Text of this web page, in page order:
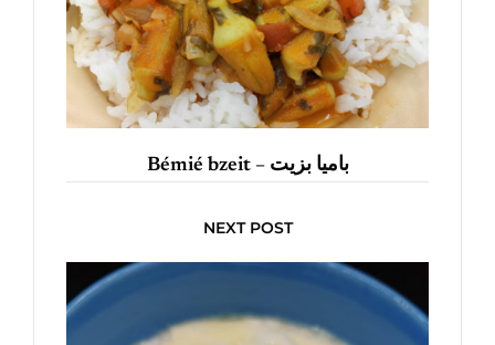
Bémié bzeit – باميا بزيت
NEXT POST